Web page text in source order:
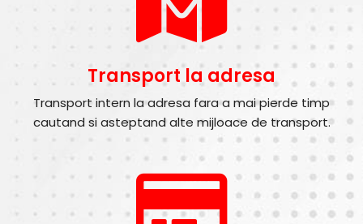
Transport la adresa
Transport intern la adresa fara a mai pierde timp
cautand si asteptand alte mijloace de transport.